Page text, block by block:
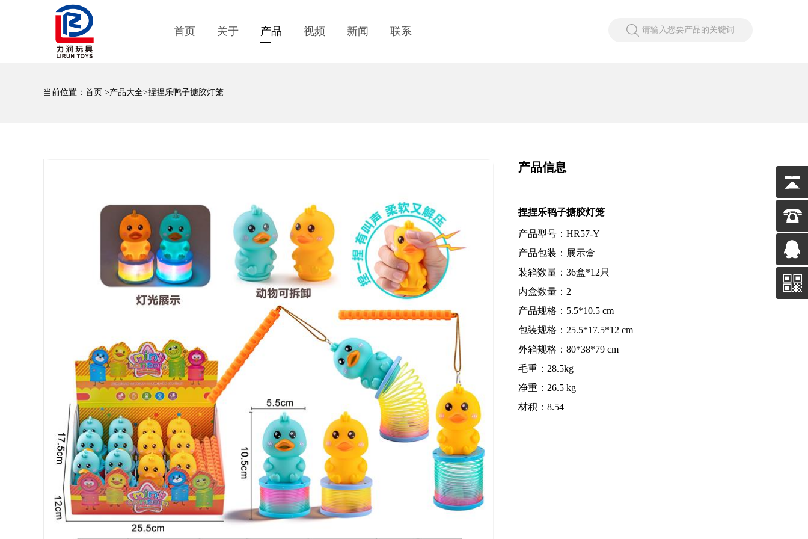
首页 关于 产品 视频 新闻 联系 请输入您要产品的关键词
当前位置： 首页 >产品大全>捏捏乐鸭子搪胶灯笼
产品信息
捏捏乐鸭子搪胶灯笼
产品型号：HR57-Y
产品包装：展示盒
装箱数量：36盒*12只
内盒数量：2
产品规格：5.5*10.5 cm
包装规格：25.5*17.5*12 cm
外箱规格：80*38*79 cm
毛重：28.5kg
净重：26.5 kg
材积：8.54